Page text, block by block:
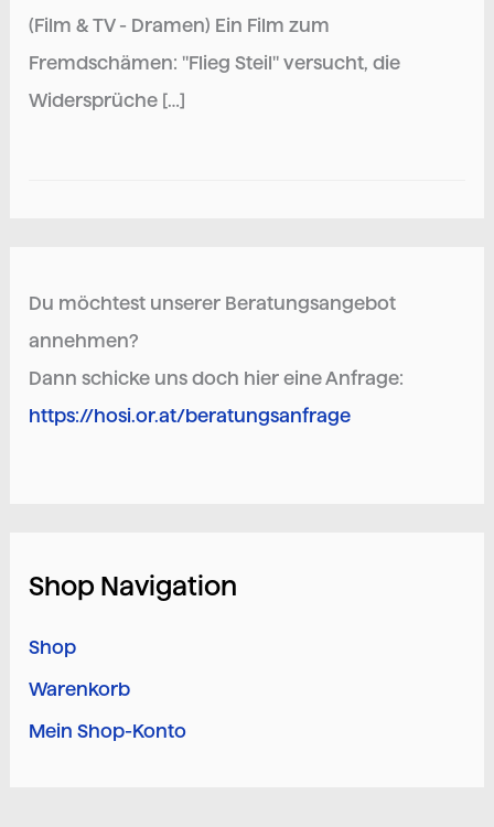
(Film & TV - Dramen) Ein Film zum
Fremdschämen: "Flieg Steil" versucht, die
Widersprüche […]
Du möchtest unserer Beratungsangebot
annehmen?
Dann schicke uns doch hier eine Anfrage:
https://hosi.or.at/beratungsanfrage
Shop Navigation
Shop
Warenkorb
Mein Shop-Konto